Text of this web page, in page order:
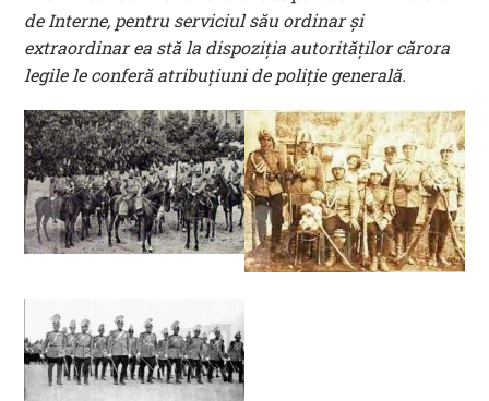
de Interne, pentru serviciul său ordinar şi
extraordinar ea stă la dispoziţia autorităţilor cărora
legile le conferă atribuţiuni de poliţie generală.